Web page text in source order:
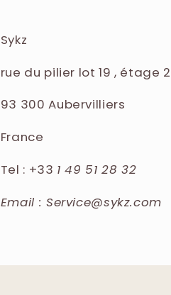
Sykz
rue du pilier lot 19 , étage 2
93 300 Aubervilliers
France
Tel : +33 1 49 51 28 32
Email : Service@sykz.com